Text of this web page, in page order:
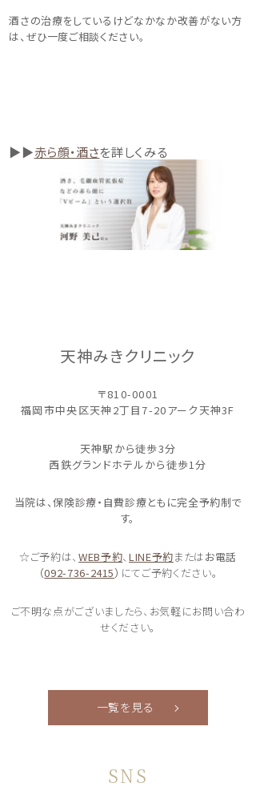
酒さの治療をしているけどなかなか改善がない方
は、ぜひ一度ご相談ください。
▶︎▶︎赤ら顔・酒さを詳しくみる
天神みきクリニック
〒810-0001
福岡市中央区天神2丁目7-20アーク天神3F
天神駅から徒歩3分
西鉄グランドホテルから徒歩1分
当院は、保険診療・自費診療ともに完全予約制で
す。
☆ご予約は、WEB予約、 LINE予約またはお電話
（092-736-2415） にてご予約ください。
ご不明な点がございましたら、お気軽にお問い合わ
せください。
一覧を見る
SNS